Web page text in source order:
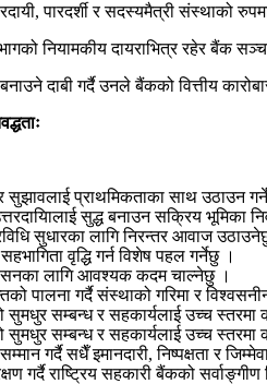
पारदर्शी र सदस्यमैत्री संस्थाको
नियामकीय दायराभित्र रहेर बैंक
दाबी गर्दै उनले बैंकको वित्तीय
प्राथमिकताका साथ उठाउन
सुद्ध बनाउन सक्रिय भूमिका
सुधारका लागि निरन्तर आवाज
वृद्धि गर्न विशेष पहल गर्नेछु ।
लागि आवश्यक कदम चाल्नेछु ।
पालना गर्दै संस्थाको गरिमा र
सम्बन्ध र सहकार्यलाई उच्च स्तरमा
सम्बन्ध र सहकार्यलाई उच्च स्तरमा
गर्दै सधैँ इमानदारी, निष्पक्षता र
राष्ट्रिय सहकारी बैंकको सर्वाङ्गीण